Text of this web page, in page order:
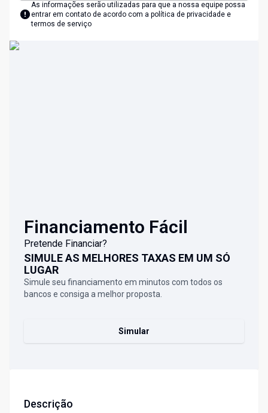
As informações serão utilizadas para que a nossa equipe possa
entrar em contato de acordo com a política de privacidade e
termos de serviço
Financiamento Fácil
Pretende Financiar?
SIMULE AS MELHORES TAXAS EM UM SÓ
LUGAR
Simule seu financiamento em minutos com todos os
bancos e consiga a melhor proposta.
Simular
Descrição